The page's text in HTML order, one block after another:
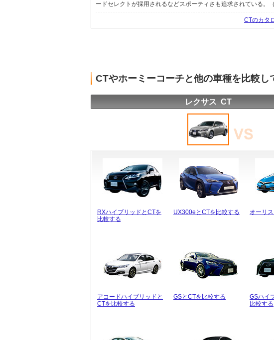
ードセレクトが採用されるなどスポーティさも追求されている。
CTのカタ
CTやホーミーコーチと他の車種を比較し
レクサス CT
RXハイブリッドとCTを
比較する
UX300eとCTを比較する オーリ
アコードハイブリッドと
CTを比較する
GSとCTを比較する
GSハイ
比較する